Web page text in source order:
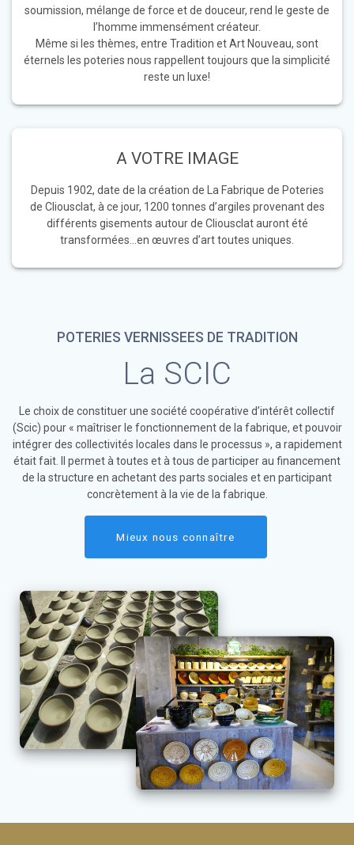
soumission, mélange de force et de douceur, rend le geste de
l’homme immensément créateur.
Même si les thèmes, entre Tradition et Art Nouveau, sont
éternels les poteries nous rappellent toujours que la simplicité
reste un luxe!
A VOTRE IMAGE
Depuis 1902, date de la création de La Fabrique de Poteries
de Cliousclat, à ce jour, 1200 tonnes d’argiles provenant des
différents gisements autour de Cliousclat auront été
transformées…en œuvres d’art toutes uniques.
POTERIES VERNISSEES DE TRADITION
La SCIC
Le choix de constituer une société coopérative d’intérêt collectif
(Scic) pour « maîtriser le fonctionnement de la fabrique, et pouvoir
intégrer des collectivités locales dans le processus », a rapidement
était fait. Il permet à toutes et à tous de participer au financement
de la structure en achetant des parts sociales et en participant
concrètement à la vie de la fabrique.
Mieux nous connaître